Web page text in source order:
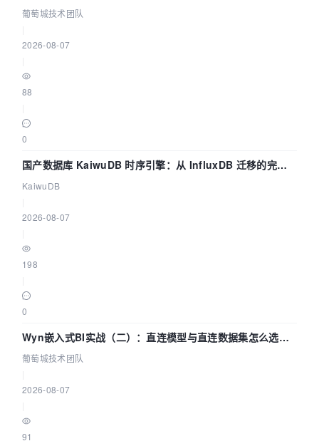
数联动全闭环
葡萄城技术团队
2026-08-07
88
0
国产数据库 KaiwuDB 时序引擎：从 InfluxDB 迁移的完整
技术路径
KaiwuDB
2026-08-07
198
0
Wyn嵌入式BI实战（二）：直连模型与直连数据集怎么选，
参数为什么不生效？| 葡萄城技术团队
葡萄城技术团队
2026-08-07
91